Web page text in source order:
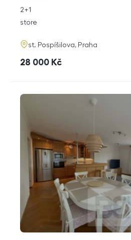
rozměry
2+1
funkce
store
adresa
st. Pospíšilova, Praha
cena
28 000 Kč